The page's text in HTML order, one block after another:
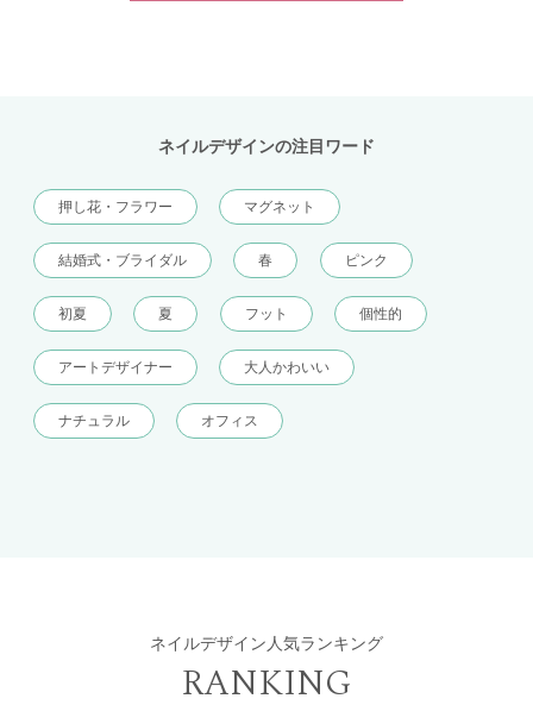
ネイルデザインの注目ワード
押し花・フラワー マグネット
結婚式・ブライダル 春 ピンク
初夏 夏 フット 個性的
アートデザイナー 大人かわいい
ナチュラル オフィス
ネイルデザイン人気ランキング
RANKING